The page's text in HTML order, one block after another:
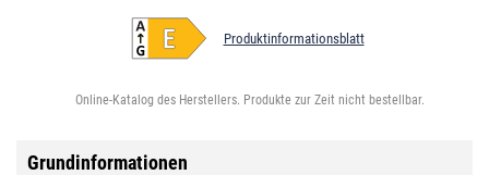
Produktinformationsblatt
Online-Katalog des Herstellers. Produkte zur Zeit nicht bestellbar.
Grundinformationen